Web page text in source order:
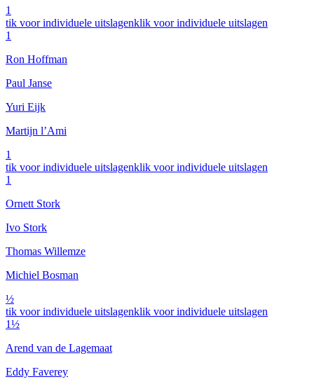
1
tik voor individuele uitslagenklik voor individuele uitslagen
1
Ron Hoffman
Paul Janse
Yuri Eijk
Martijn l’Ami
1
tik voor individuele uitslagenklik voor individuele uitslagen
1
Ornett Stork
Ivo Stork
Thomas Willemze
Michiel Bosman
½
tik voor individuele uitslagenklik voor individuele uitslagen
1½
Arend van de Lagemaat
Eddy Faverey